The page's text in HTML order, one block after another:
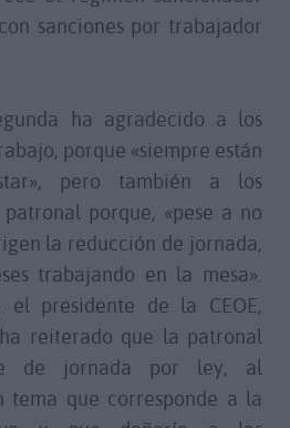
sanciones por trabajador
ha agradecido a los
porque «siempre están
pero también a los
porque, «pese a no
la reducción de jornada,
trabajando en la mesa».
el presidente de la CEOE,
reiterado que la patronal
de jornada por ley, al
tema que corresponde a la